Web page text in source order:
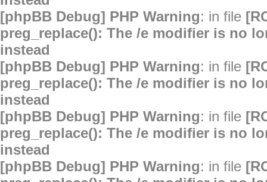
[phpBB Debug] PHP Warning: in file
preg_replace(): The /e modifier is no
instead
[phpBB Debug] PHP Warning: in file
preg_replace(): The /e modifier is no
instead
[phpBB Debug] PHP Warning: in file
preg_replace(): The /e modifier is no
instead
[phpBB Debug] PHP Warning: in file